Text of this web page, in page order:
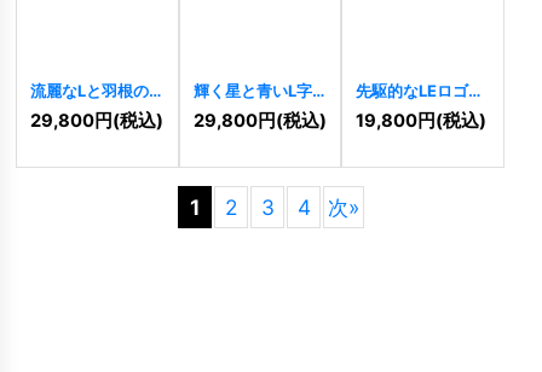
流麗なLと羽根の
エレガントロゴ
6888
29,800円(税込)
輝く星と青いL字
のロゴ[6870]
29,800円(税込)
先駆的なLEロゴ
[6777]
19,800円(税込)
1 2 3 4 次»